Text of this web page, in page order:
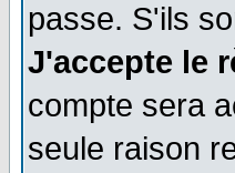
passe. S'ils
J'accepte le
compte sera
seule raison